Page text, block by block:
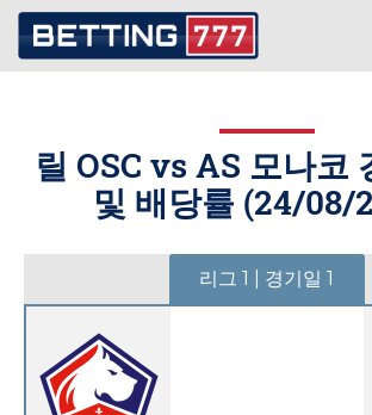
릴 OSC vs AS 모나코
및 배당률 (24/08/
리그 1 | 경기일 1